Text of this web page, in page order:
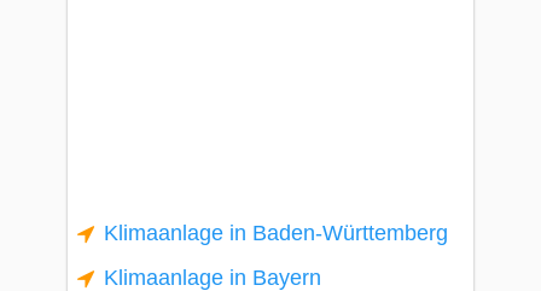
Klimaanlage in Baden-Württemberg
Klimaanlage in Bayern